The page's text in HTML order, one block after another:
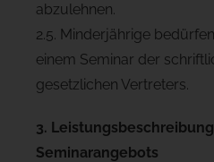
abzulehnen.
2.5. Minderjährige
einem Seminar der
gesetzlichen Vertreters.
3.
Seminarangebots